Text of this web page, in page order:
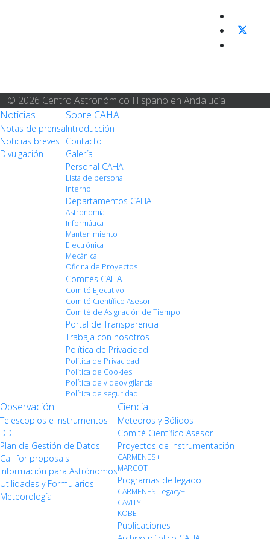
© 2026 Centro Astronómico Hispano en Andalucía
Noticias
Notas de prensa
Noticias breves
Divulgación
Sobre CAHA
Introducción
Contacto
Galería
Personal CAHA
Lista de personal
Interno
Departamentos CAHA
Astronomía
Informática
Mantenimiento
Electrónica
Mecánica
Oficina de Proyectos
Comités CAHA
Comité Ejecutivo
Comité Científico Asesor
Comité de Asignación de Tiempo
Portal de Transparencia
Trabaja con nosotros
Política de Privacidad
Política de Privacidad
Política de Cookies
Política de videovigilancia
Política de seguridad
Observación
Telescopios e Instrumentos
DDT
Plan de Gestión de Datos
Call for proposals
Información para Astrónomos
Utilidades y Formularios
Meteorología
Ciencia
Meteoros y Bólidos
Comité Científico Asesor
Proyectos de instrumentación
CARMENES+
MARCOT
Programas de legado
CARMENES Legacy+
CAVITY
KOBE
Publicaciones